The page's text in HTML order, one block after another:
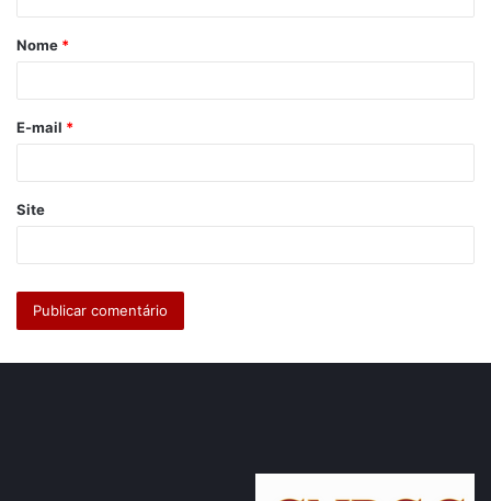
á
r
*
Nome *
E-mail *
Site